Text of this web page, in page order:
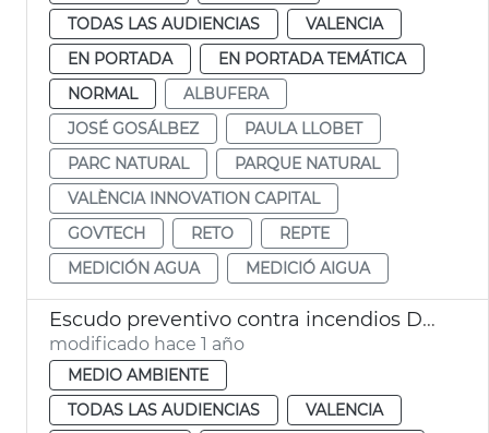
TODAS LAS AUDIENCIAS
VALENCIA
EN PORTADA
EN PORTADA TEMÁTICA
NORMAL
ALBUFERA
JOSÉ GOSÁLBEZ
PAULA LLOBET
PARC NATURAL
PARQUE NATURAL
VALÈNCIA INNOVATION CAPITAL
GOVTECH
RETO
REPTE
MEDICIÓN AGUA
MEDICIÓ AIGUA
Escudo preventivo contra incendios Devesa
modificado hace 1 año
MEDIO AMBIENTE
TODAS LAS AUDIENCIAS
VALENCIA